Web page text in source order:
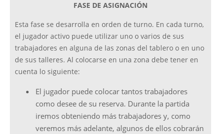
FASE DE ASIGNACIÓN
Esta fase se desarrolla en orden de turno. En cada turno,
el jugador activo puede utilizar uno o varios de sus
trabajadores en alguna de las zonas del tablero o en uno
de sus talleres. Al colocarse en una zona debe tener en
cuenta lo siguiente:
El jugador puede colocar tantos trabajadores
como desee de su reserva. Durante la partida
iremos obteniendo más trabajadores y, como
veremos más adelante, algunos de ellos cobrarán